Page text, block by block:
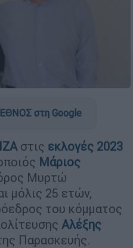
στη Google
στις εκλογές 2023
Μάριος
Μυρτώ
μόλις 25 ετών,
του κόμματος
Αλέξης
Παρασκευής.